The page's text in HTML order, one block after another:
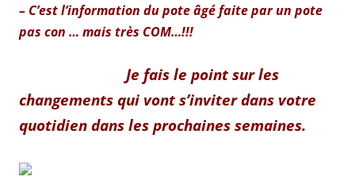
– C’est l’information du pote âgé faite par un pote
pas con … mais très COM…!!!
Je fais le point sur les
changements qui vont s’inviter dans votre
quotidien dans les prochaines semaines.